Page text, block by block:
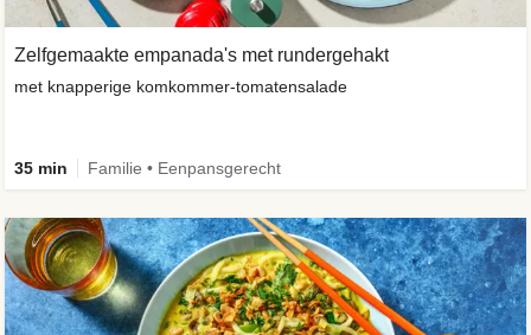
Zelfgemaakte empanada's met rundergehakt
met knapperige komkommer-tomatensalade
35 min Familie • Eenpansgerecht